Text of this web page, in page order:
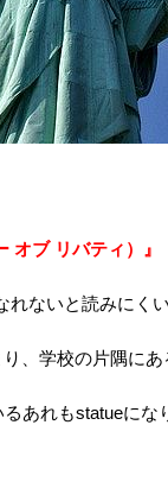
オブ リバティ）』
ないと読みにくい
、学校の片隅にあ
あれもstatueにな